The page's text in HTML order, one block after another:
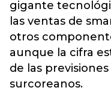
gigante
las ventas de
otros
aunque la cifra
de las
surcoreanos.